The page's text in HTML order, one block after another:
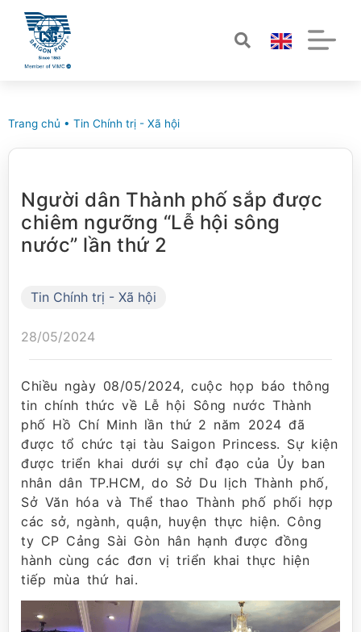
Trang chủ • Tin Chính trị - Xã hội
Người dân Thành phố sắp được
chiêm ngưỡng “Lễ hội sông
nước” lần thứ 2
Tin Chính trị - Xã hội
28/05/2024
Chiều ngày 08/05/2024, cuộc họp báo thông
tin chính thức về Lễ hội Sông nước Thành
phố Hồ Chí Minh lần thứ 2 năm 2024 đã
được tổ chức tại tàu Saigon Princess. Sự kiện
được triển khai dưới sự chỉ đạo của Ủy ban
nhân dân TP.HCM, do Sở Du lịch Thành phố,
Sở Văn hóa và Thể thao Thành phố phối hợp
các sở, ngành, quận, huyện thực hiện. Công
ty CP Cảng Sài Gòn hân hạnh được đồng
hành cùng các đơn vị triển khai thực hiện
tiếp mùa thứ hai.